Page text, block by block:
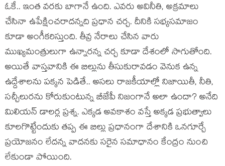
ఓకే.. ఇంత వరకు బాగానే ఉంది. ఎవరు అవినీతి, అక్రమాలు
చేసినా ఉపేక్షించరాదన్నది ప్రధాన చర్చ. దీనికి సభ్యసమాజం
కూడా అంగీకరిస్తుంది. తీవ్ర నేరాలు చేసిన వారు
ముఖ్యమంత్రులుగా ఉన్నారన్న చర్చ కూడా దేశంలో సాగుతోంది.
అయితే వాస్తవానికి ఈ బిల్లును తీసుకురావడం వెనుక ఉన్న
ఉద్దేశాలను పక్కన పెడితే.. అసలు రాజకీయాల్లో నిజాయితీ, నీతి,
సచ్చీలురను కోరుకుంటున్న బీజేపీ నిజంగానే అలా ఉందా? అనేది
మిలియన్ డాలర్ల ప్రశ్న. ఎక్కడ అవకాశం వస్తే అక్కడ ప్రభుత్వాలు
కూలగొట్టేందుకు తప్ప ఈ బిల్లు ప్రధానంగా దేశానికి ఒనగూర్చే
ప్రయోజనం లేదన్న వాదనకు సరైన సమాధానం కేంద్రం నుంచి
లేకుండా పోయింది.